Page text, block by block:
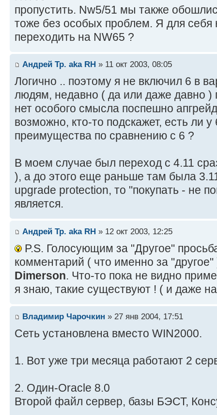
пропустить. Nw5/51 мы также
тоже без особых проблем. Я для
переходить на NW65 ?
Андрей Тр. aka RH » 11 окт 2003, 08:05
Логично .. поэтому я не включил 6 в
людям, недавно ( да или даже давно
нет особого смысла поспешно
возможно, кто-то подскажет, есть ли
преимущества по сравнению с 6 ?
В моем случае был переход с 4.11
), а до этого еще раньше там была
upgrade protection, то "покупать - не
является.
Андрей Тр. aka RH » 12 окт 2003, 12:25
P.S. Голосующим за "Другое"
комментарий ( что именно за "другое"
Dimerson. Что-то пока не видно
я знаю, такие существуют ! ( и даже
Владимир Чарочкин » 27 янв 2004, 17:51
Сеть установлена вместо WIN2000.
1. Вот уже три месяца работают 2
2. Один-Oracle 8.0
Второй файл сервер, базы БЭСТ,